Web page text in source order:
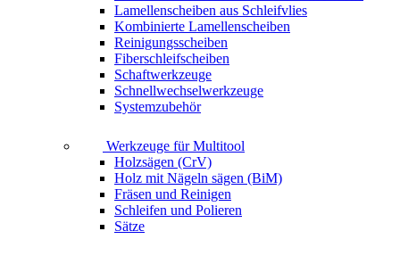
Lamellenscheiben aus Schleifvlies
Kombinierte Lamellenscheiben
Reinigungsscheiben
Fiberschleifscheiben
Schaftwerkzeuge
Schnellwechselwerkzeuge
Systemzubehör
Werkzeuge für Multitool
Holzsägen (CrV)
Holz mit Nägeln sägen (BiM)
Fräsen und Reinigen
Schleifen und Polieren
Sätze